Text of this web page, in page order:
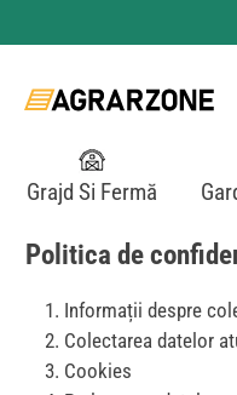
Grajd Si Fermă
Politica de
Informații despre
Colectarea datelor
Cookies